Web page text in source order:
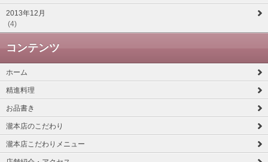
2013年12月
(4)
コンテンツ
ホーム
精進料理
お品書き
瀧本店のこだわり
瀧本店こだわりメニュー